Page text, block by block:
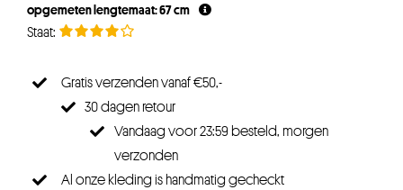
opgemeten lengtemaat: 67 cm
Gratis verzenden vanaf €50,-
30 dagen retour
Vandaag voor 23:59 besteld, morgen
verzonden
Al onze kleding is handmatig gecheckt